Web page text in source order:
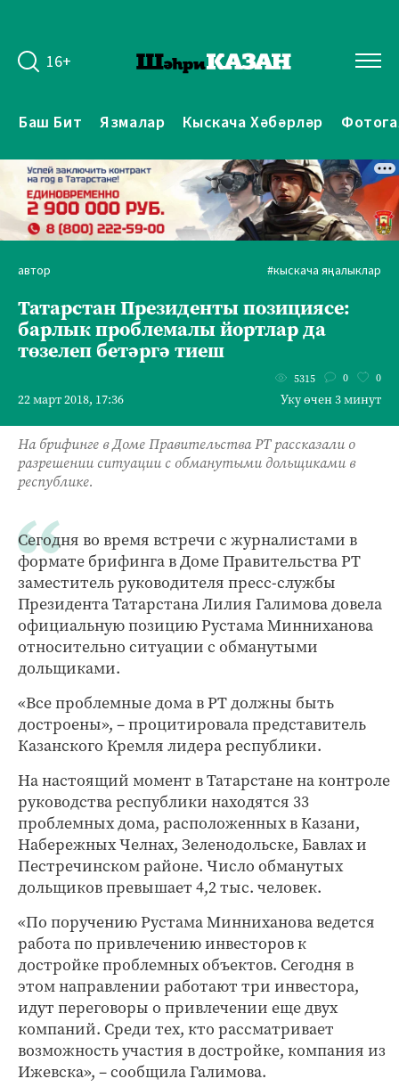
16+
Баш Бит Язмалар Кыскача Хәбәрләр
автор #кыскача яңалыклар
Татарстан Президенты позициясе:
барлык проблемалы йортлар да
төзелеп бетәргә тиеш
22 март 2018, 17:36
5315 0 0
Уку өчен 3 минут
На брифинге в Доме Правительства РТ рассказали о
разрешении ситуации с обманутыми дольщиками в
республике.
Сегодня во время встречи с журналистами в
формате брифинга в Доме Правительства РТ
заместитель руководителя пресс-службы
Президента Татарстана Лилия Галимова довела
официальную позицию Рустама Минниханова
относительно ситуации с обманутыми
дольщиками.
«Все проблемные дома в РТ должны быть
достроены», – процитировала представитель
Казанского Кремля лидера республики.
На настоящий момент в Татарстане на контроле
руководства республики находятся 33
проблемных дома, расположенных в Казани,
Набережных Челнах, Зеленодольске, Бавлах и
Пестречинском районе. Число обманутых
дольщиков превышает 4,2 тыс. человек.
«По поручению Рустама Минниханова ведется
работа по привлечению инвесторов к
достройке проблемных объектов. Сегодня в
этом направлении работают три инвестора,
идут переговоры о привлечении еще двух
компаний. Среди тех, кто рассматривает
возможность участия в достройке, компания из
Ижевска», – сообщила Галимова.